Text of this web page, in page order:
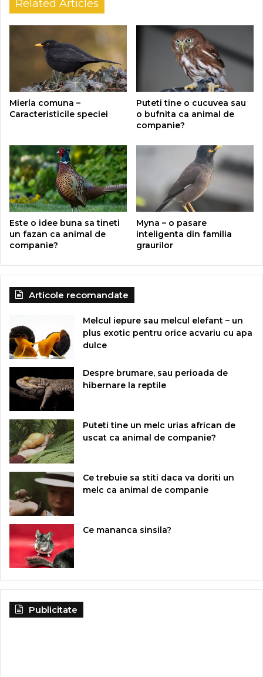
Related Articles
Mierla comuna –
Caracteristicile speciei
Puteti tine o cucuvea sau
o bufnita ca animal de
companie?
Este o idee buna sa tineti
un fazan ca animal de
companie?
Myna – o pasare
inteligenta din familia
graurilor
Articole recomandate
Melcul iepure sau melcul elefant – un
plus exotic pentru orice acvariu cu apa
dulce
Despre brumare, sau perioada de
hibernare la reptile
Puteti tine un melc urias african de
uscat ca animal de companie?
Ce trebuie sa stiti daca va doriti un
melc ca animal de companie
Ce mananca sinsila?
Publicitate